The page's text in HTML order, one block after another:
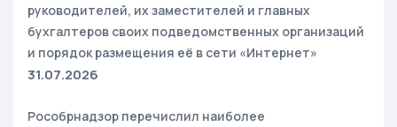
руководителей, их заместителей и главных
бухгалтеров своих подведомственных организаций
и порядок размещения её в сети «Интернет»
31.07.2026
Рособрнадзор перечислил наиболее